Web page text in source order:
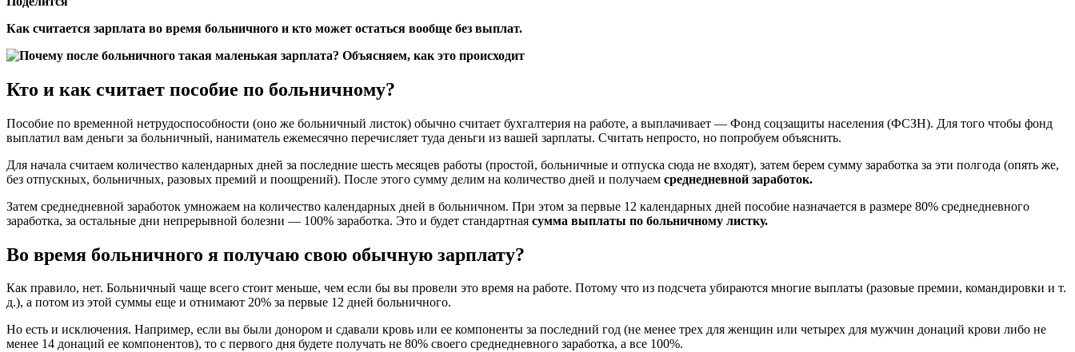
Как считается зарплата во время больничного и кто может остаться вообще без выплат.
Кто и как считает пособие по больничному?
Пособие по временной нетрудоспособности (оно же больничный листок) обычно считает бухгалтерия на работе, а выплачивает — Фонд соцзащиты населения (ФСЗН). Для того чтобы фонд
выплатил вам деньги за больничный, наниматель ежемесячно перечисляет туда деньги из вашей зарплаты. Считать непросто, но попробуем объяснить.
Для начала считаем количество календарных дней за последние шесть месяцев работы (простой, больничные и отпуска сюда не входят), затем берем сумму заработка за эти полгода (опять же,
без отпускных, больничных, разовых премий и поощрений). После этого сумму делим на количество дней и получаем среднедневной заработок.
Затем среднедневной заработок умножаем на количество календарных дней в больничном. При этом за первые 12 календарных дней пособие назначается в размере 80% среднедневного
заработка, за остальные дни непрерывной болезни — 100% заработка. Это и будет стандартная сумма выплаты по больничному листку.
Во время больничного я получаю свою обычную зарплату?
Как правило, нет. Больничный чаще всего стоит меньше, чем если бы вы провели это время на работе. Потому что из подсчета убираются многие выплаты (разовые премии, командировки и т.
д.), а потом из этой суммы еще и отнимают 20% за первые 12 дней больничного.
Но есть и исключения. Например, если вы были донором и сдавали кровь или ее компоненты за последний год (не менее трех для женщин или четырех для мужчин донаций крови либо не
менее 14 донаций ее компонентов), то с первого дня будете получать не 80% своего среднедневного заработка, а все 100%.